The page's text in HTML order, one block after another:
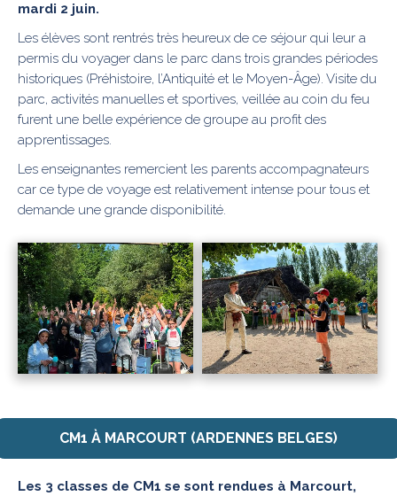
mardi 2 juin.
Les élèves sont rentrés très heureux de ce séjour qui leur a
permis du voyager dans le parc dans trois grandes périodes
historiques (Préhistoire, l’Antiquité et le Moyen-Âge). Visite du
parc, activités manuelles et sportives, veillée au coin du feu
furent une belle expérience de groupe au profit des
apprentissages.
Les enseignantes remercient les parents accompagnateurs
car ce type de voyage est relativement intense pour tous et
demande une grande disponibilité.
CM1 À MARCOURT (ARDENNES BELGES)
Les 3 classes de CM1 se sont rendues à Marcourt,